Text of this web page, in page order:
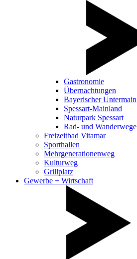
Gastronomie
Übernachtungen
Bayerischer Untermain
Spessart-Mainland
Naturpark Spessart
Rad- und Wanderwege
Freizeitbad Vitamar
Sporthallen
Mehrgenerationenweg
Kulturweg
Grillplatz
Gewerbe + Wirtschaft